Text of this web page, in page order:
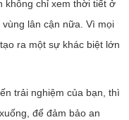
không chỉ xem thời tiết ở
lân cận nữa. Vì mọi
ra một sự khác biệt lớn
trải nghiệm của bạn, thì
để đảm bảo an